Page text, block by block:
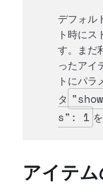
デフォル
ト時にス
す。まだ
ったアイ
トにパラ
タ
s": 1
アイテム